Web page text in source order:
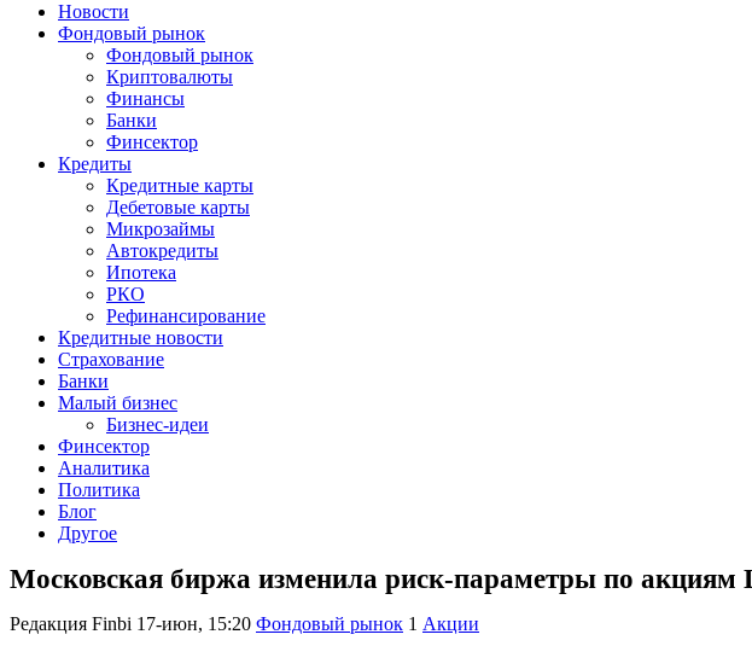
Новости
Фондовый рынок
Фондовый рынок
Криптовалюты
Финансы
Банки
Финсектор
Кредиты
Кредитные карты
Дебетовые карты
Микрозаймы
Автокредиты
Ипотека
РКО
Рефинансирование
Кредитные новости
Страхование
Банки
Малый бизнес
Бизнес-идеи
Финсектор
Аналитика
Политика
Блог
Другое
Московская биржа изменила риск-параметры по
Редакция Finbi 17-июн, 15:20 Фондовый рынок 1 Акции